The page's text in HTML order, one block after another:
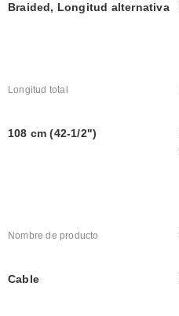
Braided, Longitud alternativa
Longitud total
108 cm (42-1/2")
Nombre de producto
Cable